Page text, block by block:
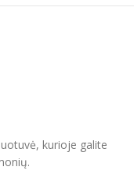
kurioje galite